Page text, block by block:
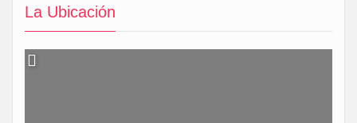
La Ubicación